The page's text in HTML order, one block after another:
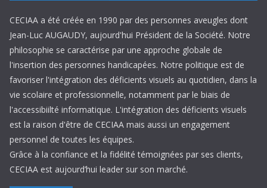
CECIAA a été créée en 1990 par des personnes aveugles dont
Jean-Luc AUGAUDY, aujourd'hui Président de la Société. Notre
philosophie se caractérise par une approche globale de
l'insertion des personnes handicapées. Notre politique est de
favoriser l'intégration des déficients visuels au quotidien, dans la
vie scolaire et professionnelle, notamment par le biais de
l'accessibiilté informatique. L'intégration des déficients visuels
est la raison d'être de CECIAA mais aussi un engagement
personnel de toutes les équipes.
Grâce à la confiance et la fidélité témoignées par ses clients,
CECIAA est aujourd’hui leader sur son marché.